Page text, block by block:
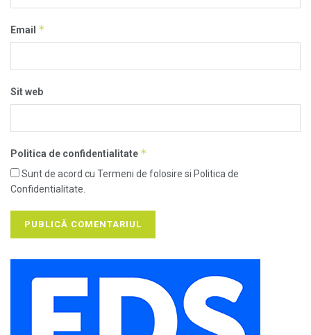
Email *
Sit web
Politica de confidentialitate *
Sunt de acord cu Termeni de folosire si Politica de
Confidentialitate.